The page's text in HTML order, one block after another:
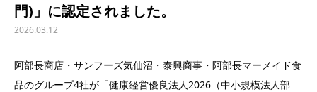
門)」に認定されました。
2026.03.12
阿部長商店・サンフーズ気仙沼・泰興商事・阿部長マーメイド食
品のグループ4社が「健康経営優良法人2026（中小規模法人部